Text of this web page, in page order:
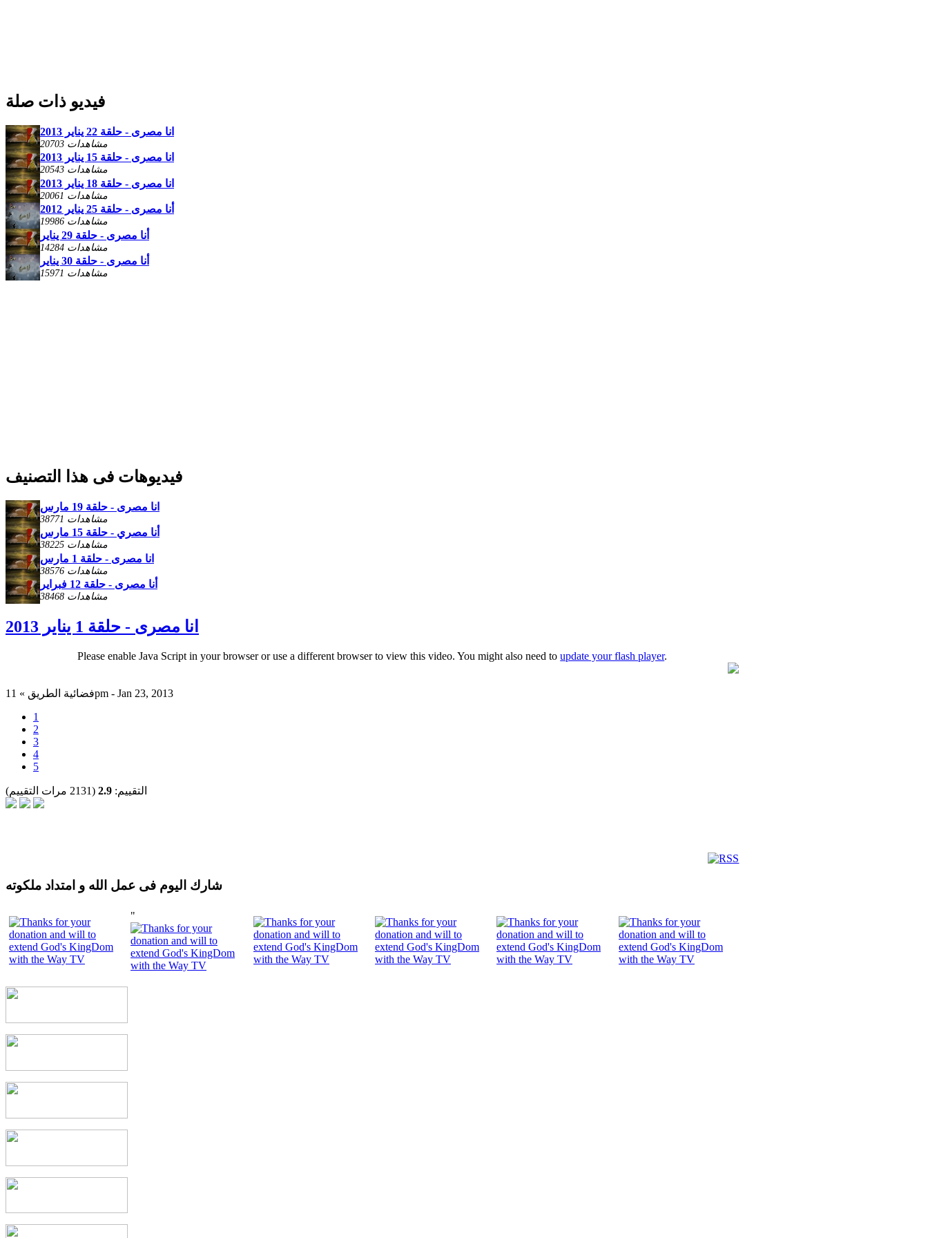
فيديو ذات صلة
انا مصرى - حلقة 22 يناير 2013
20703 مشاهدات
انا مصرى - حلقة 15 يناير 2013
20543 مشاهدات
انا مصرى - حلقة 18 يناير 2013
20061 مشاهدات
أنا مصرى - حلقة 25 يناير 2012
19986 مشاهدات
أنا مصرى - حلقة 29 يناير
14284 مشاهدات
أنا مصرى - حلقة 30 يناير
15971 مشاهدات
فيديوهات فى هذا التصنيف
انا مصرى - حلقة 19 مارس
38771 مشاهدات
أنا مصري - حلقة 15 مارس
38225 مشاهدات
انا مصرى - حلقة 1 مارس
38576 مشاهدات
أنا مصرى - حلقة 12 فبراير
38468 مشاهدات
انا مصرى - حلقة 1 يناير 2013
Please enable Java Script in your browser or use a different browser to view this video. You might also need toupdate your flash player.
فضائية الطريق » 11pm - Jan 23, 2013
1
2
3
4
5
التقييم: 2.9 (2131 مرات التقييم)
شارك اليوم فى عمل الله و امتداد ملكوته
"